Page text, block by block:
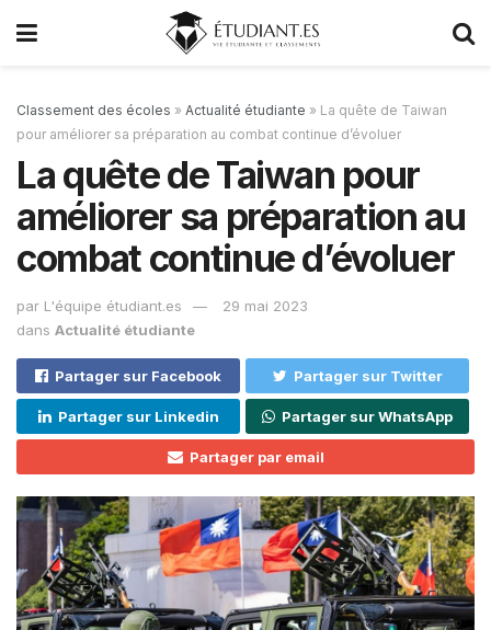
Classement des écoles » Actualité étudiante » La quête de Taiwan
pour améliorer sa préparation au combat continue d’évoluer
La quête de Taiwan pour
améliorer sa préparation au
combat continue d’évoluer
par L'équipe étudiant.es
29 mai 2023
dans Actualité étudiante
Partager sur Facebook Partager sur Twitter
Partager sur Linkedin Partager sur WhatsApp
Partager par email